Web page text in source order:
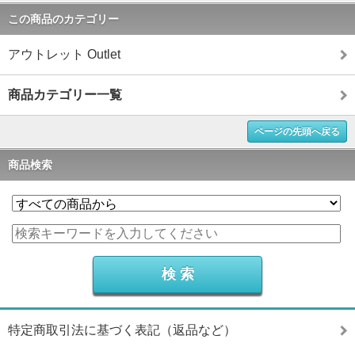
この商品のカテゴリー
アウトレット Outlet
商品カテゴリー一覧
ページの先頭へ戻る
商品検索
特定商取引法に基づく表記（返品など）